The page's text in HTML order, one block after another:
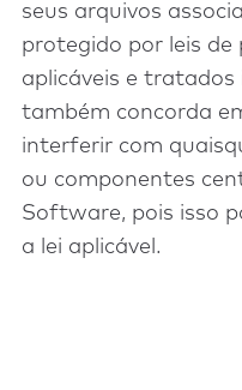
seus arquivos
protegido por leis de
aplicáveis e tratados
também concorda
interferir com
ou componentes
Software, pois isso
a lei aplicável.